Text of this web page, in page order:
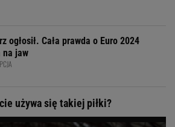
ogłosił. Cała prawda o Euro 2024
na jaw
używa się takiej piłki?